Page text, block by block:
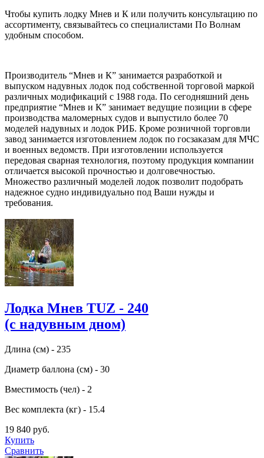
Лодка Мнев TUZ - 240
(с надувным дном)
Длина (см) - 235
Диаметр баллона (см) - 30
Вместимость (чел) - 2
Вес комплекта (кг) - 15.4
19 840 руб.
Купить
Сравнить
Производитель “Мнев и К” занимается разработкой и
выпуском надувных лодок под собственной торговой маркой
различных модификаций с 1988 года. По сегодняшний день
предприятие “Мнев и К” занимает ведущие позиции в сфере
производства маломерных судов и выпустило более 70
моделей надувных и лодок РИБ. Кроме розничной торговли
завод занимается изготовлением лодок по госзаказам для МЧС
и военных ведомств. При изготовлении используется
передовая сварная технология, поэтому продукция компании
отличается высокой прочностью и долговечностью.
Множество различный моделей лодок позволит подобрать
надежное судно индивидуально под Ваши нужды и
требования.
Чтобы купить лодку Мнев и К или получить консультацию по
ассортименту, связывайтесь со специалистами По Волнам
удобным способом.